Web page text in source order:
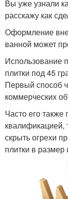
Вы уже узнали
расскажу как
Оформление
ванной может
Использование
плитки под 45
Первый способ
коммерческих
Часто его также
квалификацией,
скрыть огрехи
плитки в размер